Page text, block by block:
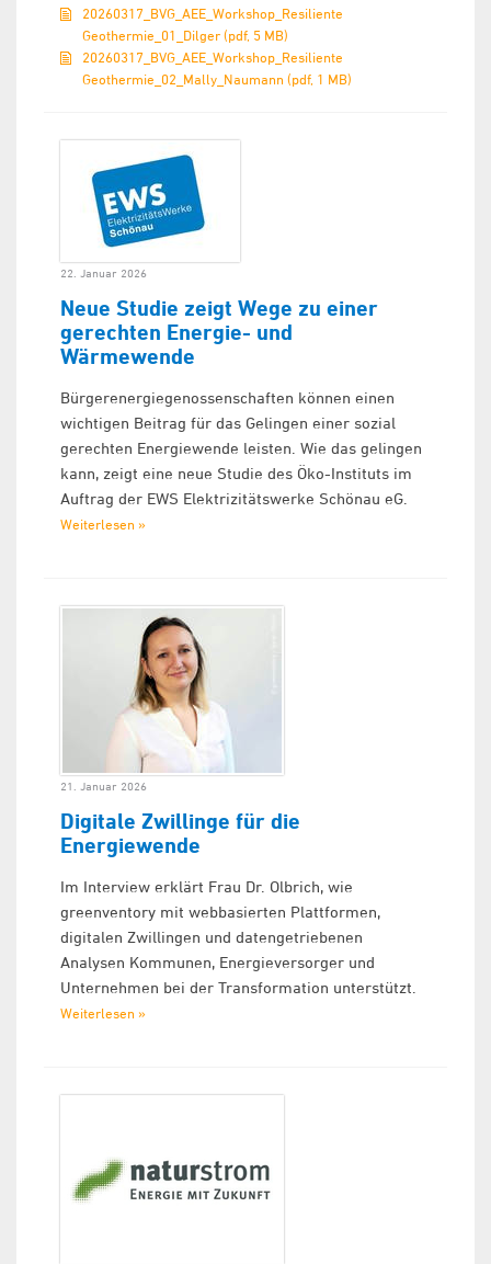
20260317_BVG_AEE_Workshop_Resiliente
Geothermie_01_Dilger (pdf, 5 MB)
20260317_BVG_AEE_Workshop_Resiliente
Geothermie_02_Mally_Naumann (pdf, 1 MB)
22. Januar 2026
Neue Studie zeigt Wege zu einer
gerechten Energie- und
Wärmewende
Bürgerenergiegenossenschaften können einen
wichtigen Beitrag für das Gelingen einer sozial
gerechten Energiewende leisten. Wie das gelingen
kann, zeigt eine neue Studie des Öko-Instituts im
Auftrag der EWS Elektrizitätswerke Schönau eG.
Weiterlesen »
21. Januar 2026
Digitale Zwillinge für die
Energiewende
Im Interview erklärt Frau Dr. Olbrich, wie
greenventory mit webbasierten Plattformen,
digitalen Zwillingen und datengetriebenen
Analysen Kommunen, Energieversorger und
Unternehmen bei der Transformation unterstützt.
Weiterlesen »